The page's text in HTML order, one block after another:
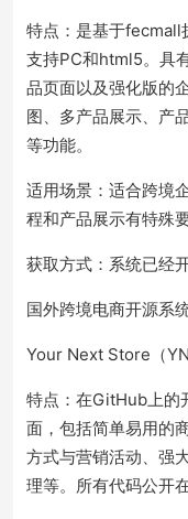
特点：是基于fecmall
支持PC和html5。具
品页面以及强化版的
图、多产品展示、产
等功能。
适用场景：适合跨境
程和产品展示有特殊
获取方式：系统已经
国外跨境电商开源系
Your Next Store（
特点：在GitHub上的
面，包括简单易用的
方式与营销活动、强
理等。所有代码公开